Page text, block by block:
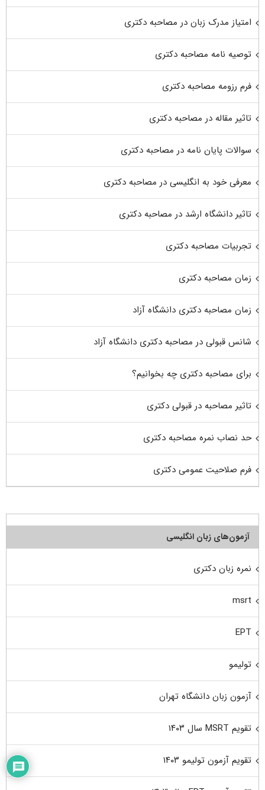
امتیاز مدرک زبان در مصاحبه دکتری
توصیه نامه مصاحبه دکتری
فرم رزومه مصاحبه دکتری
تاثیر مقاله در مصاحبه دکتری
سوالات پایان نامه در مصاحبه دکتری
معرفی خود به انگلیسی در مصاحبه دکتری
تاثیر دانشگاه ارشد در مصاحبه دکتری
تجربیات مصاحبه دکتری
زمان مصاحبه دکتری
زمان مصاحبه دکتری دانشگاه آزاد
شانس قبولی در مصاحبه دکتری دانشگاه آزاد
برای مصاحبه دکتری چه بخوانیم؟
تاثیر مصاحبه در قبولی دکتری
حد نصاب نمره مصاحبه دکتری
فرم صلاحیت عمومی دکتری
آزمون‌های زبان انگلیسی
نمره زبان دکتری
msrt
EPT
تولیمو
آزمون زبان دانشگاه تهران
تقویم MSRT سال ۱۴۰۳
تقویم آزمون تولیمو ۱۴۰۳